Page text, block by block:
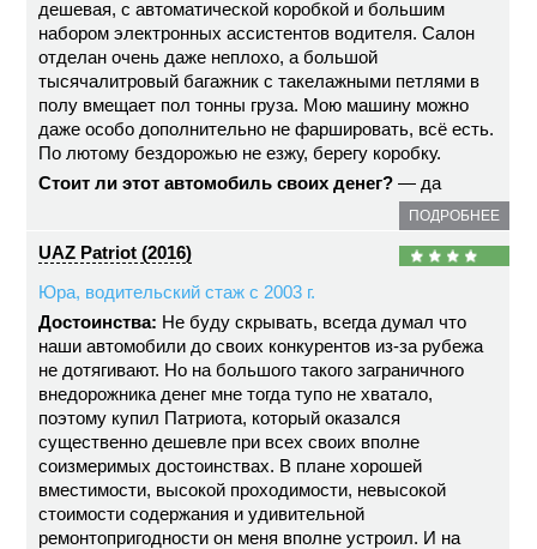
дешевая, с автоматической коробкой и большим
набором электронных ассистентов водителя. Салон
отделан очень даже неплохо, а большой
тысячалитровый багажник с такелажными петлями в
полу вмещает пол тонны груза. Мою машину можно
даже особо дополнительно не фаршировать, всё есть.
По лютому бездорожью не езжу, берегу коробку.
Стоит ли этот автомобиль своих денег? — да
ПОДРОБНЕЕ
UAZ Patriot (2016)
Юра, водительский стаж с 2003 г.
Достоинства: Не буду скрывать, всегда думал что
наши автомобили до своих конкурентов из-за рубежа
не дотягивают. Но на большого такого заграничного
внедорожника денег мне тогда тупо не хватало,
поэтому купил Патриота, который оказался
существенно дешевле при всех своих вполне
соизмеримых достоинствах. В плане хорошей
вместимости, высокой проходимости, невысокой
стоимости содержания и удивительной
ремонтопригодности он меня вполне устроил. И на